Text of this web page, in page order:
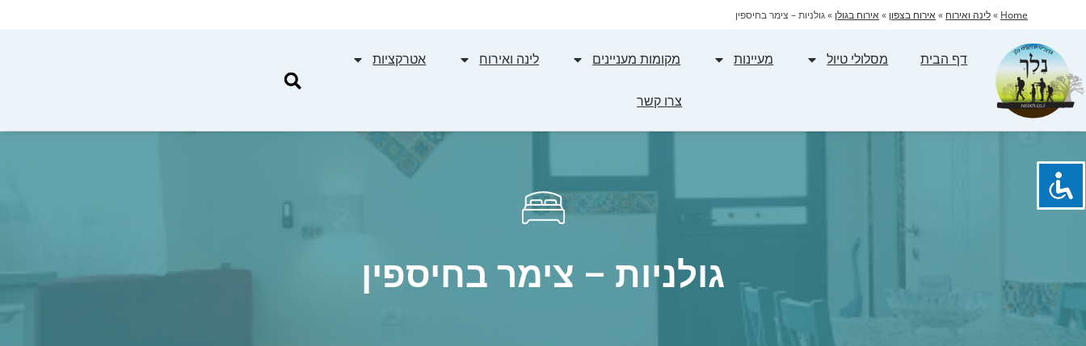
Home
»לינה ואירוח » אירוח בצפון » אירוח בגולן »גולניות – צימר בחיספין
דף הבית מסלולי טיול מעיינות מקומות מעניינים לינה ואירוח אטרקציות
צרו קשר
גולניות – צימר בחיספין